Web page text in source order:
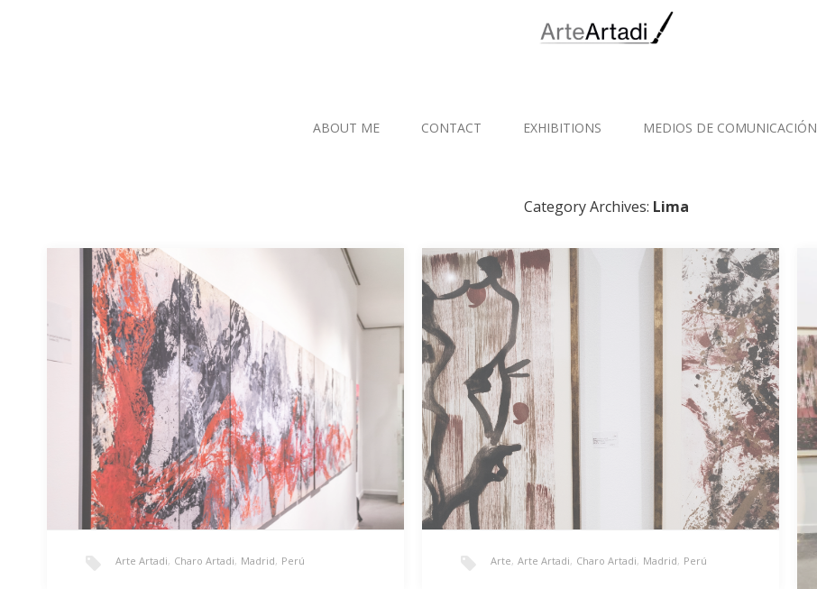
ABOUT ME CONTACT EXHIBITIONS MEDIOS DE COMUNICACIÓN
Category Archives: Lima
Arte Artadi, Charo Artadi, Madrid, Perú Arte, Arte Artadi, Charo Artadi, Madrid, Perú